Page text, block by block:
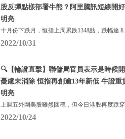
股反彈點樣部署牛熊？阿里騰訊短線開
明亮
十月份下跌月，恒指上周累跌1348點，跌幅達
2022/10/31
🔍【輪證直擊】聯儲局官員表示是時候
憂慮未消除 恒指再創逾13年新低 牛證重
明亮
上週五外圍美股雖然回穩，但今日港股再度跌
2022/10/24